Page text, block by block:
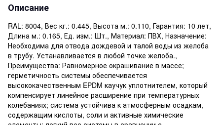
Описание
RAL: 8004, Вес кг.: 0.445, Высота м.: 0.110, Гарантия: 10 лет,
Длина м.: 0.165, Ед. изм.: Шт., Материал: ПВХ, Назначение:
Необходима для отвода дождевой и талой воды из желоба
в трубу. Устанавливается в любой точке желоба.,
Преимущества: Равномерное окрашивание в массе;
герметичность системы обеспечивается
высококачественным EPDM каучук уплотнителем, который
компенсирует линейное расширение при температурных
колебаниях; система устойчива к атмосферным осадкам,
содержащим кислоты, соли и активные химические